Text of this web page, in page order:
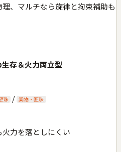
、マルチなら旋律と拘束補助も
存＆火力両立型
珠 / 業物・匠珠
力を落としにくい